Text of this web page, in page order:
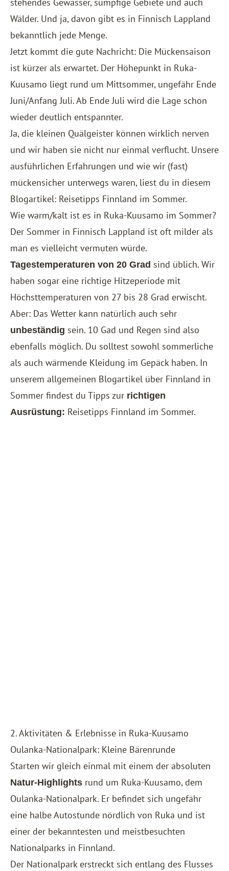
Wälder. Und ja, davon gibt es in Finnisch Lappland
bekanntlich jede Menge.
Jetzt kommt die gute Nachricht: Die Mückensaison
ist kürzer als erwartet. Der Höhepunkt in Ruka-
Kuusamo liegt rund um Mittsommer, ungefähr Ende
Juni/Anfang Juli. Ab Ende Juli wird die Lage schon
wieder deutlich entspannter.
Ja, die kleinen Quälgeister können wirklich nerven
und wir haben sie nicht nur einmal verflucht. Unsere
ausführlichen Erfahrungen und wie wir (fast)
mückensicher unterwegs waren, liest du in diesem
Blogartikel: Reisetipps Finnland im Sommer.
Wie warm/kalt ist es in Ruka-Kuusamo im Sommer?
Der Sommer in Finnisch Lappland ist oft milder als
man es vielleicht vermuten würde.
Tagestemperaturen von 20 Grad sind üblich. Wir
haben sogar eine richtige Hitzeperiode mit
Höchsttemperaturen von 27 bis 28 Grad erwischt.
Aber: Das Wetter kann natürlich auch sehr
unbeständig sein. 10 Gad und Regen sind also
ebenfalls möglich. Du solltest sowohl sommerliche
als auch wärmende Kleidung im Gepäck haben. In
unserem allgemeinen Blogartikel über Finnland in
Sommer findest du Tipps zur richtigen
Ausrüstung: Reisetipps Finnland im Sommer.
2. Aktivitäten & Erlebnisse in Ruka-Kuusamo
Oulanka-Nationalpark: Kleine Bärenrunde
Starten wir gleich einmal mit einem der absoluten
Natur-Highlights rund um Ruka-Kuusamo, dem
Oulanka-Nationalpark. Er befindet sich ungefähr
eine halbe Autostunde nördlich von Ruka und ist
einer der bekanntesten und meistbesuchten
Nationalparks in Finnland.
Der Nationalpark erstreckt sich entlang des Flusses